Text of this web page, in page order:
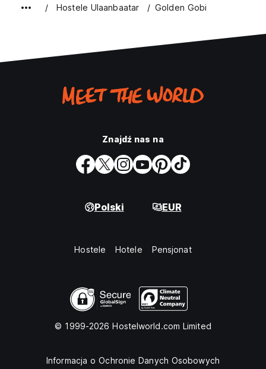
Hostele Ulaanbaatar Golden Gobi
Znajdź nas na
Polski EUR
Hostele Hotele Pensjonat
© 1999-2026 Hostelworld.com Limited
Informacja o Ochronie Danych Osobowych